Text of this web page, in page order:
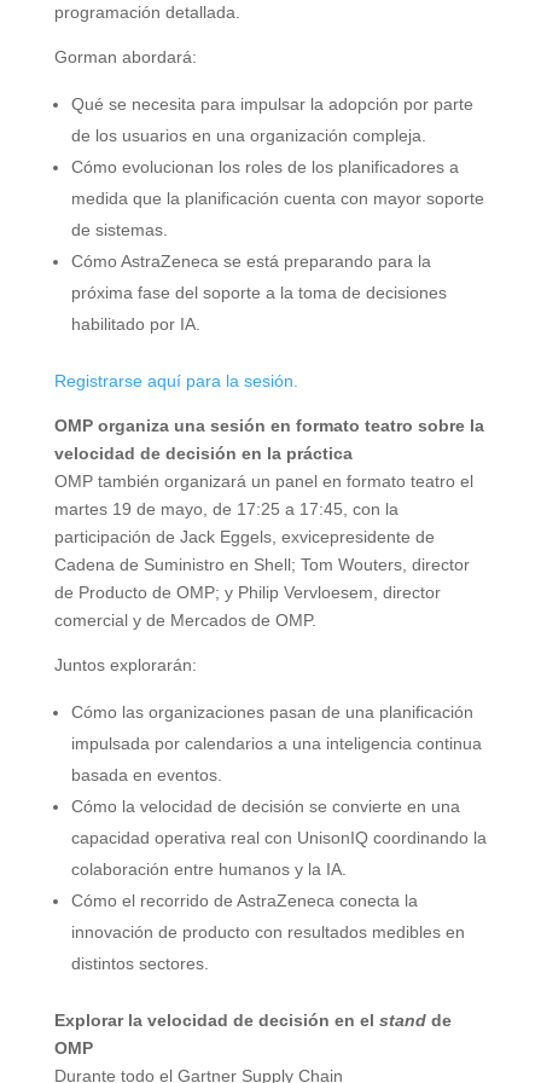
programación detallada.
Gorman abordará:
Qué se necesita para impulsar la adopción por parte
de los usuarios en una organización compleja.
Cómo evolucionan los roles de los planificadores a
medida que la planificación cuenta con mayor soporte
de sistemas.
Cómo AstraZeneca se está preparando para la
próxima fase del soporte a la toma de decisiones
habilitado por IA.
Registrarse aquí para la sesión.
OMP organiza una sesión en formato teatro sobre la
velocidad de decisión en la práctica
OMP también organizará un panel en formato teatro el
martes 19 de mayo, de 17:25 a 17:45, con la
participación de Jack Eggels, exvicepresidente de
Cadena de Suministro en Shell; Tom Wouters, director
de Producto de OMP; y Philip Vervloesem, director
comercial y de Mercados de OMP.
Juntos explorarán:
Cómo las organizaciones pasan de una planificación
impulsada por calendarios a una inteligencia continua
basada en eventos.
Cómo la velocidad de decisión se convierte en una
capacidad operativa real con UnisonIQ coordinando la
colaboración entre humanos y la IA.
Cómo el recorrido de AstraZeneca conecta la
innovación de producto con resultados medibles en
distintos sectores.
Explorar la velocidad de decisión en el standde
OMP
Durante todo el Gartner Supply Chain